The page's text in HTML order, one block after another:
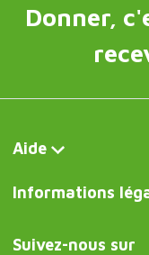
Donner,
Aide
Informations
Suivez-nous sur